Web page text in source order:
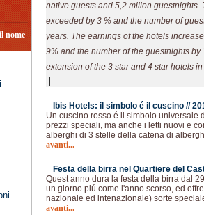
nome
native guests and 5,2 milion guestnights.
exceeded by 3 % and the number of
years. The earnings of the hotels
9% and the number of the guestnights
extension of the 3 star and 4 star hotels
|
Ibis Hotels: il simbolo é il cuscino //
Un cuscino rosso é il simbolo universale
prezzi speciali, ma anche i letti nuovi e
alberghi di 3 stelle della catena di
avanti...
Festa della birra nel Quartiere del
Quest anno dura la festa della birra dal
un giorno piú come l'anno scorso, ed
nazionale ed intenazionale) sorte
avanti...